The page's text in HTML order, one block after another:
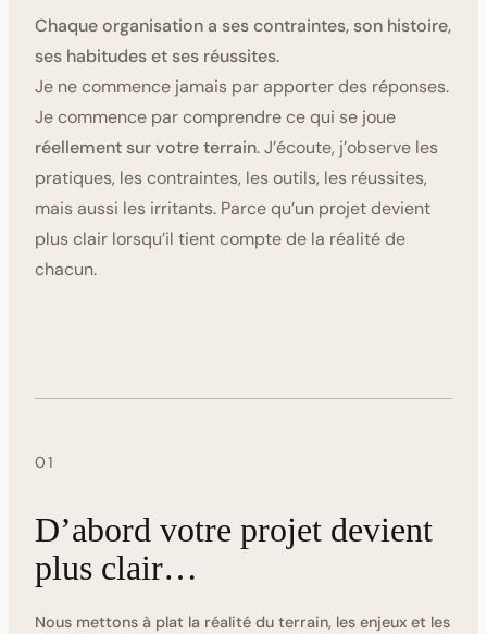
Chaque organisation a ses contraintes, son histoire,
ses habitudes et ses réussites.
Je ne commence jamais par apporter des réponses.
Je commence par comprendre ce qui se joue
réellement sur votre terrain. J’écoute, j’observe les
pratiques, les contraintes, les outils, les réussites,
mais aussi les irritants. Parce qu’un projet devient
plus clair lorsqu’il tient compte de la réalité de
chacun.
01
D’abord votre projet devient
plus clair…
Nous mettons à plat la réalité du terrain, les enjeux et les